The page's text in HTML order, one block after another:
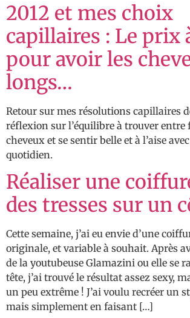
2012 et mes choix
capillaires : Le prix
pour avoir les
longs…
Retour sur mes résolutions capillaires
réflexion sur l’équilibre à trouver entre
cheveux et se sentir belle et à l’aise
quotidien.
Réaliser une
des tresses sur un
Cette semaine, j’ai eu envie d’une
originale, et variable à souhait. Après
de la youtubeuse Glamazini ou elle se
tête, j’ai trouvé le résultat assez sexy,
un peu extrême ! J’ai voulu recréer un
mais simplement en faisant […]